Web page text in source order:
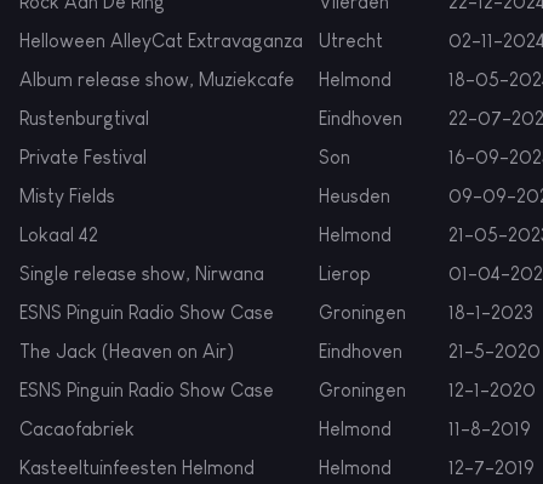
Helloween AlleyCat Extravaganza
Utrecht
02-11-
Album release show, Muziekcafe
Helmond
18-05-
Rustenburgtival
Eindhoven
22-07-
Private Festival
Son
16-09-
Misty Fields
Heusden
09-09-
Lokaal 42
Helmond
21-05-
Single release show, Nirwana
Lierop
01-04-
ESNS Pinguin Radio Show Case
Groningen
18-1-2023
The Jack (Heaven on Air)
Eindhoven
21-5-2020
ESNS Pinguin Radio Show Case
Groningen
12-1-2020
Cacaofabriek
Helmond
11-8-2019
Kasteeltuinfeesten Helmond
Helmond
12-7-2019